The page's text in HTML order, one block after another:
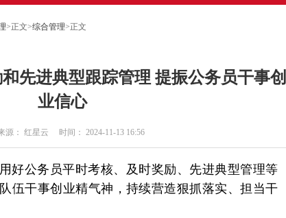
>正文>综合管理>正文
先进典型跟踪管理 提振公务员干事创
业信心
源： 红星云 时间： 2024-11-13 16:56
好公务员平时考核、及时奖励、先进典型管理等
伍干事创业精气神，持续营造狠抓落实、担当干